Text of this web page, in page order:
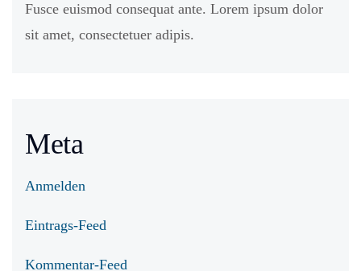
Fusce euismod consequat ante. Lorem ipsum dolor
sit amet, consectetuer adipis.
Meta
Anmelden
Eintrags-Feed
Kommentar-Feed